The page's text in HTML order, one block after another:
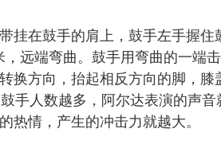
挂在鼓手的肩上，鼓手左手握
，远端弯曲。鼓手用弯曲的一端
换方向，抬起相反方向的脚，
手人数越多，阿尔达表演的声
热情，产生的冲击力就越大。